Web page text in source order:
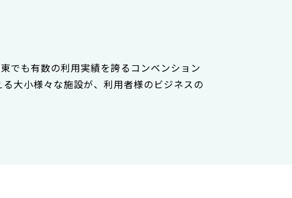
でも有数の利用実績を誇るコンベンション
大小様々な施設が、利用者様のビジネスの